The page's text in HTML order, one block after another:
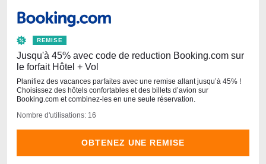
REMISE
Jusqu'à 45% avec code de reduction Booking.com sur
le forfait Hôtel + Vol
Planifiez des vacances parfaites avec une remise allant jusqu’à 45% !
Choisissez des hôtels confortables et des billets d’avion sur
Booking.com et combinez-les en une seule réservation.
Nombre d'utilisations: 16
OBTENEZ UNE REMISE